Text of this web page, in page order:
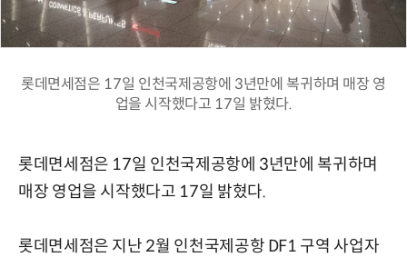
롯데면세점은 17일 인천국제공항에 3년만에 복귀하며 매장 영
업을 시작했다고 17일 밝혔다.
롯데면세점은 17일 인천국제공항에 3년만에 복귀하며
매장 영업을 시작했다고 17일 밝혔다.
롯데면세점은 지난 2월 인천국제공항 DF1 구역 사업자